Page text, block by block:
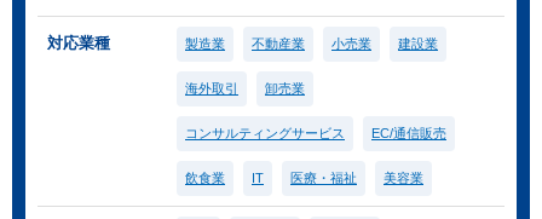
対応業種 製造業 不動産業 小売業 建設業
海外取引 卸売業
コンサルティングサービス EC/通信販売
飲食業 IT 医療・福祉 美容業